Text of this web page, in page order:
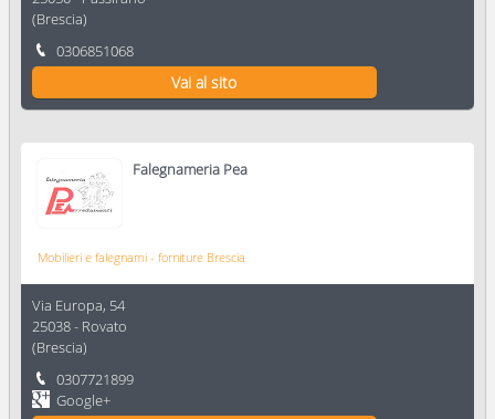
(Brescia)
0306851068
Vai al sito
Falegnameria Pea
Mobilieri e falegnami - forniture Brescia
Via Europa, 54
25038- Rovato
(Brescia)
0307721899
Google+